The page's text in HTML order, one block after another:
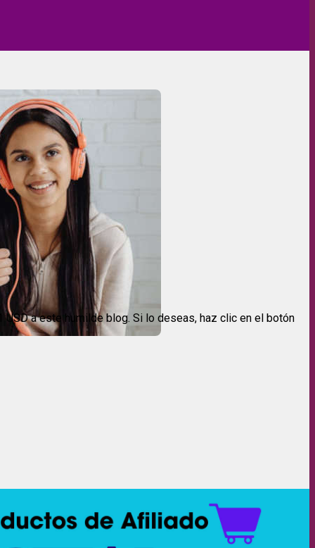
USD a este humilde blog. Si lo deseas, haz clic en el botón